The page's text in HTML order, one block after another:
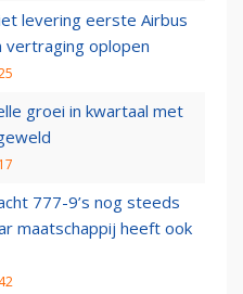
levering eerste Airbus
vertraging oplopen
groei in kwartaal met
777-9’s nog steeds
maatschappij heeft ook